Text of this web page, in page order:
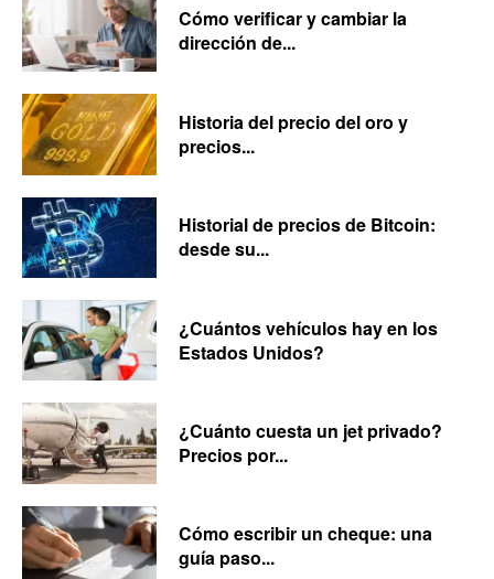
Cómo verificar y cambiar la
dirección de...
Historia del precio del oro y
precios...
Historial de precios de Bitcoin:
desde su...
¿Cuántos vehículos hay en los
Estados Unidos?
¿Cuánto cuesta un jet privado?
Precios por...
Cómo escribir un cheque: una
guía paso...